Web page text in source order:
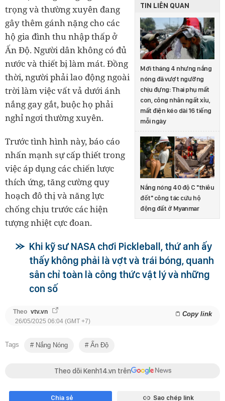
TIN LIÊN QUAN
Mới tháng 4 nhưng nắng
nóng đã vượt ngưỡng
chịu đựng: Thai phụ mất
con, công nhân ngất xỉu,
mất điện kéo dài 16 tiếng
mỗi ngày
Nắng nóng 40 độ C "thiêu
đốt" công tác cứu hộ
động đất ở Myanmar
trọng và thường xuyên đang
gây thêm gánh nặng cho các
hộ gia đình thu nhập thấp ở
Ấn Độ. Người dân không có đủ
nước và thiết bị làm mát. Đồng
thời, người phải lao động ngoài
trời làm việc vất vả dưới ánh
nắng gay gắt, buộc họ phải
nghỉ ngơi thường xuyên.
Trước tình hình này, báo cáo
nhấn mạnh sự cấp thiết trong
việc áp dụng các chiến lược
thích ứng, tăng cường quy
hoạch đô thị và năng lực
chống chịu trước các hiện
tượng nhiệt cực đoan.
Khi kỹ sư NASA chơi Pickleball, thứ anh ấy
thấy không phải là vợt và trái bóng, quanh
sân chỉ toàn là công thức vật lý và những
con số
Theo vtv.vn Copy link
26/05/2025 06:04 (GMT +7)
Tags Nắng Nóng Ấn Độ
Theo dõi Kenh14.vn trên
Chia sẻ Sao chép link